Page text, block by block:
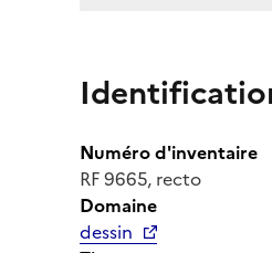
Numéro d'inventaire
RF 9665, recto
Domaine
dessin